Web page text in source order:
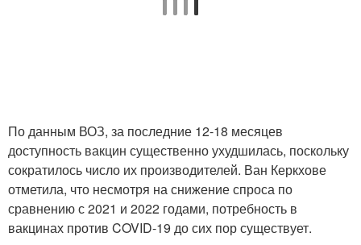
По данным ВОЗ, за последние 12-18 месяцев
доступность вакцин существенно ухудшилась, поскольку
сократилось число их производителей. Ван Керкхове
отметила, что несмотря на снижение спроса по
сравнению с 2021 и 2022 годами, потребность в
вакцинах против COVID-19 до сих пор существует.